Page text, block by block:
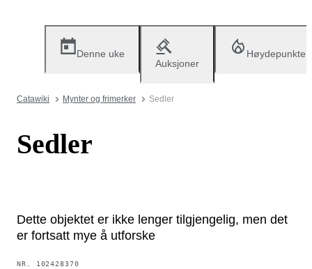
Denne uke
Auksjoner
Høydepunkter
Catawiki Mynter og frimerker Sedler
Sedler
Dette objektet er ikke lenger tilgjengelig, men det
er fortsatt mye å utforske
NR. 102428370